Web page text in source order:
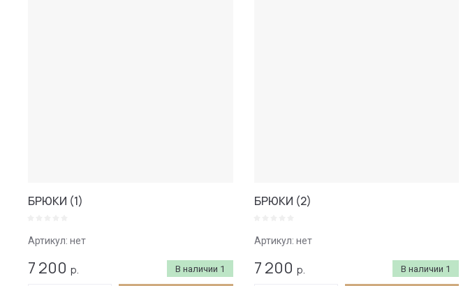
БРЮКИ (1)
Артикул: нет
В наличии 1
7 200 р.
БРЮКИ (2)
Артикул: нет
В наличии 1
7 200 р.